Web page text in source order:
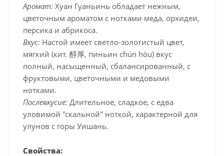
Аромат: Хуан Гуаньинь обладает нежным,
цветочным ароматом с нотками меда, орхидеи,
персика и абрикоса.
Вкус: Настой имеет светло-золотистый цвет,
мягкий (кит. 醇厚, пиньин chún hòu) вкус
полный, насыщенный, сбалансированный, с
фруктовыми, цветочными и медовыми
нотками.
Послевкусие: Длительное, сладкое, с едва
уловимой "скальной" ноткой, характерной для
улунов с горы Уишань.
Свойства: